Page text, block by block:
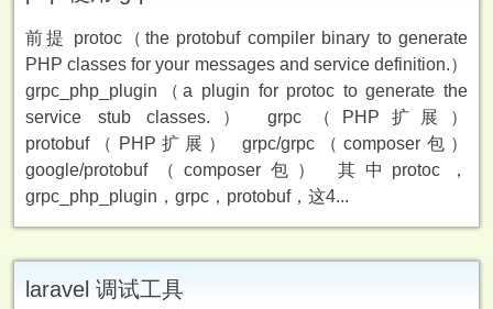
前提 protoc（the protobuf compiler binary to generate
PHP classes for your messages and service definition.）
grpc_php_plugin（a plugin for protoc to generate the
service stub classes.） grpc（PHP扩展）
protobuf（PHP扩展） grpc/grpc（composer包）
google/protobuf（composer包） 其中protoc，
grpc_php_plugin，grpc，protobuf，这4...
laravel 调试工具